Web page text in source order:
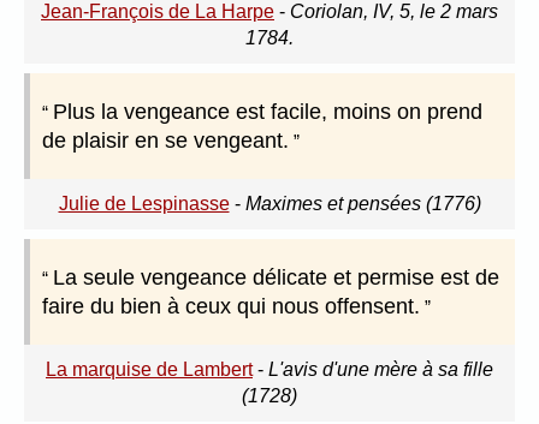
Jean-François de La Harpe - Coriolan, IV, 5, le 2 mars
1784.
Plus la vengeance est facile, moins on prend
de plaisir en se vengeant.
Julie de Lespinasse- Maximes et pensées (1776)
La seule vengeance délicate et permise est de
faire du bien à ceux qui nous offensent.
La marquise de Lambert- L'avis d'une mère à sa fille
(1728)